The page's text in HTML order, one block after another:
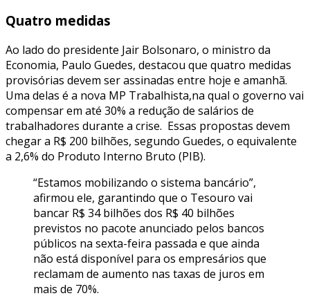
Quatro medidas
Ao lado do presidente Jair Bolsonaro, o ministro da
Economia, Paulo Guedes, destacou que quatro medidas
provisórias devem ser assinadas entre hoje e amanhã.
Uma delas é a nova MP Trabalhista,na qual o governo vai
compensar em até 30% a redução de salários de
trabalhadores durante a crise. Essas propostas devem
chegar a R$ 200 bilhões, segundo Guedes, o equivalente
a 2,6% do Produto Interno Bruto (PIB).
“Estamos mobilizando o sistema bancário”,
afirmou ele, garantindo que o Tesouro vai
bancar R$ 34 bilhões dos R$ 40 bilhões
previstos no pacote anunciado pelos bancos
públicos na sexta-feira passada e que ainda
não está disponível para os empresários que
reclamam de aumento nas taxas de juros em
mais de 70%.